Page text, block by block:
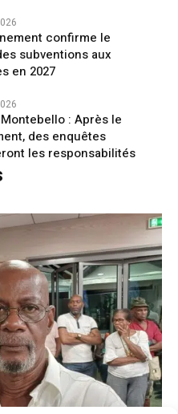
confirme le
subventions aux
en 2027
: Après le
des enquêtes
les responsabilités